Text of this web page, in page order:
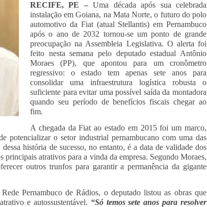
RECIFE, PE –Uma década após sua celebrada
instalação em Goiana, na Mata Norte, o futuro do polo
automotivo da Fiat (atual Stellantis) em Pernambuco
após o ano de 2032 tornou-se um ponto de grande
preocupação na Assembleia Legislativa. O alerta foi
feito nesta semana pelo deputado estadual Antônio
Moraes (PP), que apontou para um cronômetro
regressivo: o estado tem apenas sete anos para
consolidar uma infraestrutura logística robusta o
suficiente para evitar uma possível saída da montadora
quando seu período de benefícios fiscais chegar ao
fim.
A chegada da Fiat ao estado em 2015 foi um marco,
potencializar o setor industrial pernambucano com uma das
história de sucesso, no entanto, é a data de validade dos
atrativos para a vinda da empresa. Segundo Moraes,
outros trunfos para garantir a permanência da gigante
Pernambuco de Rádios, o deputado listou as obras que
e autossustentável. “Só temos sete anos para resolver